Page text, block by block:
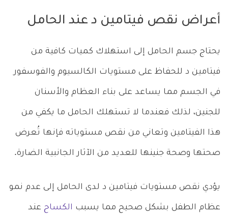
أعراض نقص فيتامين د عند الحامل
يحتاج جسم الحامل إلى استهلاك كميات كافية من
فيتامين د للحفاظ على مستويات الكالسيوم والفوسفور
في الجسم مما يساعد على بناء العظام والأسنان
للجنين، لذلك فعندما لا تستهلك الحامل ما يكفي من
هذا الفيتامين وتعاني من نقص مستوياته فإنها تُعرض
صحتها وصحة جنينها للعديد من الآثار الجانبية الضارة.
يؤدي نقص مستويات فيتامين د لدى الحامل إلى عدم نمو
عظام الطفل بشكل صحيح مما يسبب الكساح عند